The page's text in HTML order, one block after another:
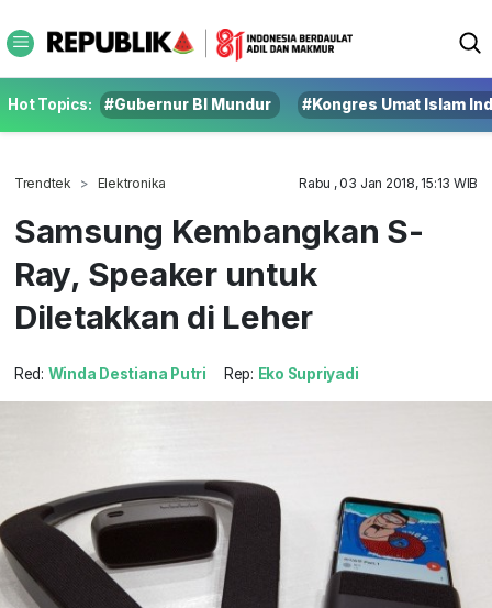
Hot Topics: #Gubernur BI Mundur #Kongres Umat Islam
Trendtek Elektronika Rabu , 03 Jan 2018, 15:13 WIB
Samsung Kembangkan S-
Ray, Speaker untuk
Diletakkan di Leher
Red: Winda Destiana Putri Rep: Eko Supriyadi